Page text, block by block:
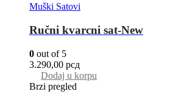
Muški Satovi
Ručni kvarcni sat-New
0 out of 5
3.290,00 рсд
Dodaj u korpu
Brzi pregled